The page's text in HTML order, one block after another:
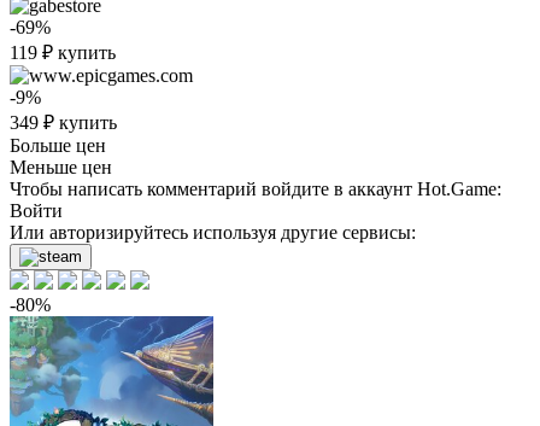
-69%
119 ₽ купить
-9%
349 ₽ купить
Больше цен
Меньше цен
Чтобы написать комментарий войдите в аккаунт Hot.Game:
Войти
Или авторизируйтесь используя другие сервисы:
-80%